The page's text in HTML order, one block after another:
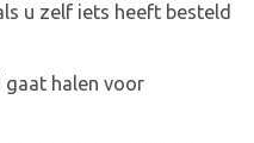
u zelf iets heeft besteld
gaat halen voor